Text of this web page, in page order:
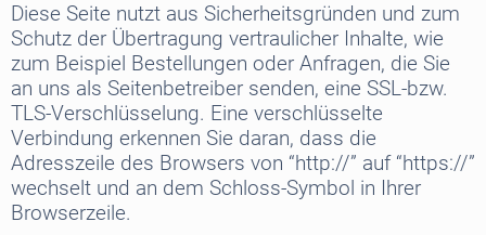
Diese Seite nutzt aus Sicherheitsgründen und zum
Schutz der Übertragung vertraulicher Inhalte, wie
zum Beispiel Bestellungen oder Anfragen, die Sie
an uns als Seitenbetreiber senden, eine SSL-bzw.
TLS-Verschlüsselung. Eine verschlüsselte
Verbindung erkennen Sie daran, dass die
Adresszeile des Browsers von “http://” auf “https://”
wechselt und an dem Schloss-Symbol in Ihrer
Browserzeile.